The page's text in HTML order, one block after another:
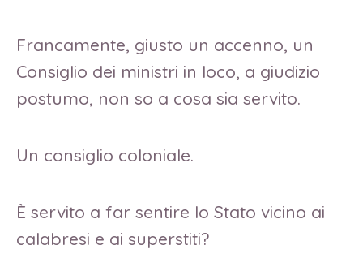
Francamente, giusto un accenno, un
Consiglio dei ministri in loco, a giudizio
postumo, non so a cosa sia servito.
Un consiglio coloniale.
È servito a far sentire lo Stato vicino ai
calabresi e ai superstiti?